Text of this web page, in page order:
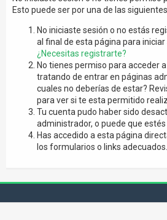
Esto puede ser por una de las
No iniciaste sesión o no estás
al final de esta página para iniciar
¿Necesitas registrarte?
No tienes permiso para acceder
tratando de entrar en páginas
cuales no deberías de estar?
para ver si te esta permitido
Tu cuenta pudo haber sido
administrador, o puede que
Has accedido a esta página
los formularios o links adecuados.